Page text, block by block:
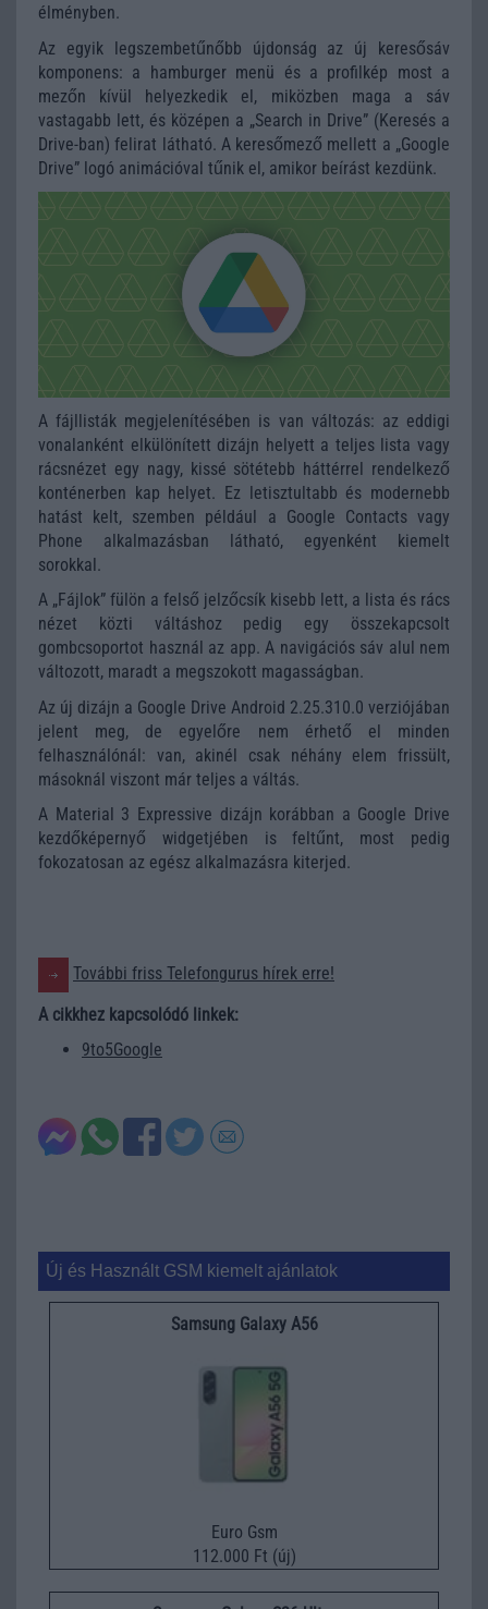
élményben.
Az egyik legszembetűnőbb újdonság az új keresősáv
komponens: a hamburger menü és a profilkép most a
mezőn kívül helyezkedik el, miközben maga a sáv
vastagabb lett, és középen a „Search in Drive” (Keresés a
Drive-ban) felirat látható. A keresőmező mellett a „Google
Drive” logó animációval tűnik el, amikor beírást kezdünk.
A fájllisták megjelenítésében is van változás: az eddigi
vonalanként elkülönített dizájn helyett a teljes lista vagy
rácsnézet egy nagy, kissé sötétebb háttérrel rendelkező
konténerben kap helyet. Ez letisztultabb és modernebb
hatást kelt, szemben például a Google Contacts vagy
Phone alkalmazásban látható, egyenként kiemelt
sorokkal.
A „Fájlok” fülön a felső jelzőcsík kisebb lett, a lista és rács
nézet közti váltáshoz pedig egy összekapcsolt
gombcsoportot használ az app. A navigációs sáv alul nem
változott, maradt a megszokott magasságban.
Az új dizájn a Google Drive Android 2.25.310.0 verziójában
jelent meg, de egyelőre nem érhető el minden
felhasználónál: van, akinél csak néhány elem frissült,
másoknál viszont már teljes a váltás.
A Material 3 Expressive dizájn korábban a Google Drive
kezdőképernyő widgetjében is feltűnt, most pedig
fokozatosan az egész alkalmazásra kiterjed.
További friss Telefongurus hírek erre!
A cikkhez kapcsolódó linkek:
9to5Google
Új és Használt GSM kiemelt ajánlatok
Samsung Galaxy A56
Euro Gsm
112.000 Ft (új)